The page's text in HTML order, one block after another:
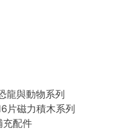
龍與動物系列
片磁力積木系列
充配件